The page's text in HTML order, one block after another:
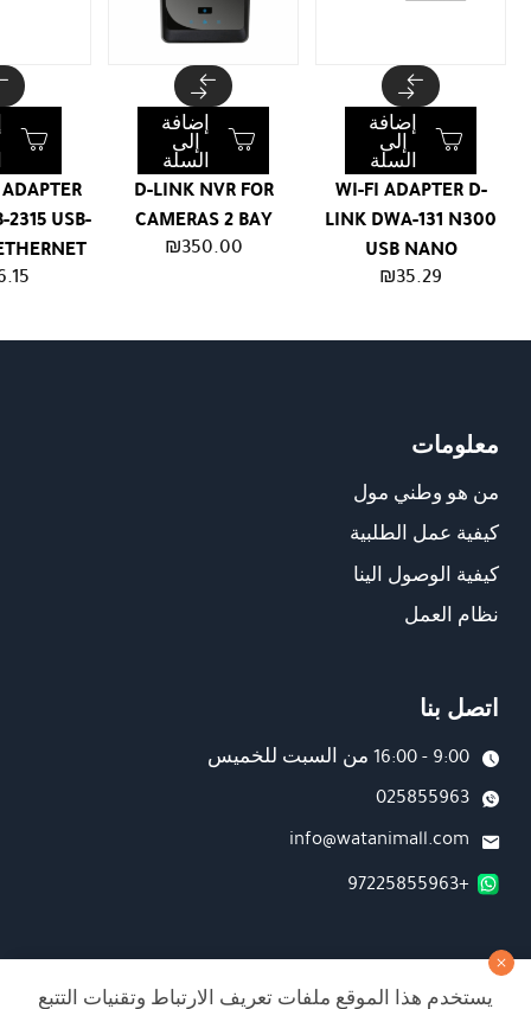
WI-FI ADAPTER D-
LINK DWA-131 N300
USB NANO
₪35.29
إضافة
إلى
السلة
D-LINK NVR FOR
CAMERAS 2 BAY
₪350.00
إضافة
إلى
السلة
USB-
معلومات
من هو وطني مول
كيفية عمل الطلبية
كيفية الوصول الينا
نظام العمل
اتصل بنا
9:00 - 16:00 من السبت للخميس
025855963
info@watanimall.com
+97225855963
فروع
يستخدم هذا الموقع ملفات تعريف الارتباط وتقنيات التتبع